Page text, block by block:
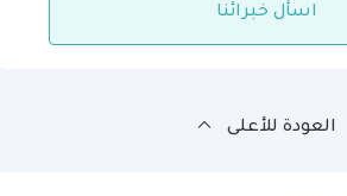
اسأل خبرائنا
العودة للأعلى